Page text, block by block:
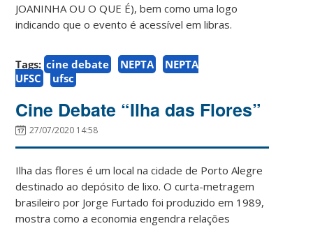
JOANINHA OU O QUE É), bem como uma logo
indicando que o evento é acessível em libras.
Tags: cine debate NEPTA
NEPTA
UFSC
ufsc
Cine Debate “Ilha das Flores”
27/07/2020 14:58
Ilha das flores é um local na cidade de Porto Alegre
destinado ao depósito de lixo. O curta-metragem
brasileiro por Jorge Furtado foi produzido em 1989,
mostra como a economia engendra relações